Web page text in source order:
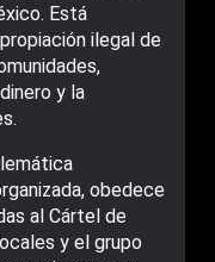
Está
ilegal de
y la
obedece
al Cártel de
y el grupo